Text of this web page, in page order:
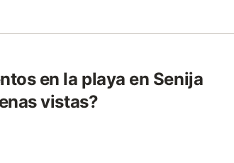
en la playa en Senija
vistas?